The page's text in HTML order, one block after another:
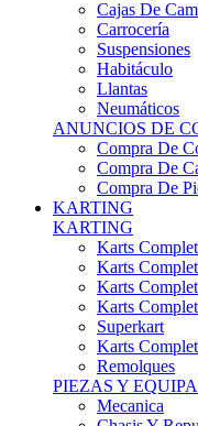
Suspensiones
Habitáculo
Llantas
Neumáticos
ANUNCIOS DE
Compra De
Compra De
Compra De
KARTING
KARTING
Karts
Karts
Karts
Karts
Superkart
Karts
Remolques
PIEZAS Y
Mecanica
Chasis Y
Frenos